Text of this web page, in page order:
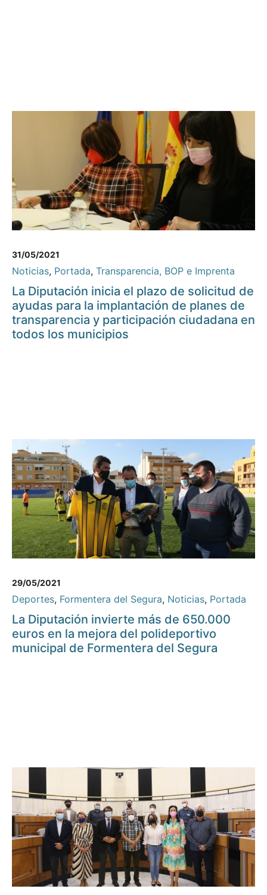
31/05/2021
Noticias, Portada, Transparencia, BOP e Imprenta
La Diputación inicia el plazo de solicitud de
ayudas para la implantación de planes de
transparencia y participación ciudadana en
todos los municipios
29/05/2021
Deportes, Formentera del Segura, Noticias, Portada
La Diputación invierte más de 650.000
euros en la mejora del polideportivo
municipal de Formentera del Segura